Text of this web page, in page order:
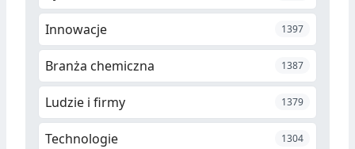
Innowacje 1397
Branża chemiczna 1387
Ludzie i firmy 1379
Technologie 1304